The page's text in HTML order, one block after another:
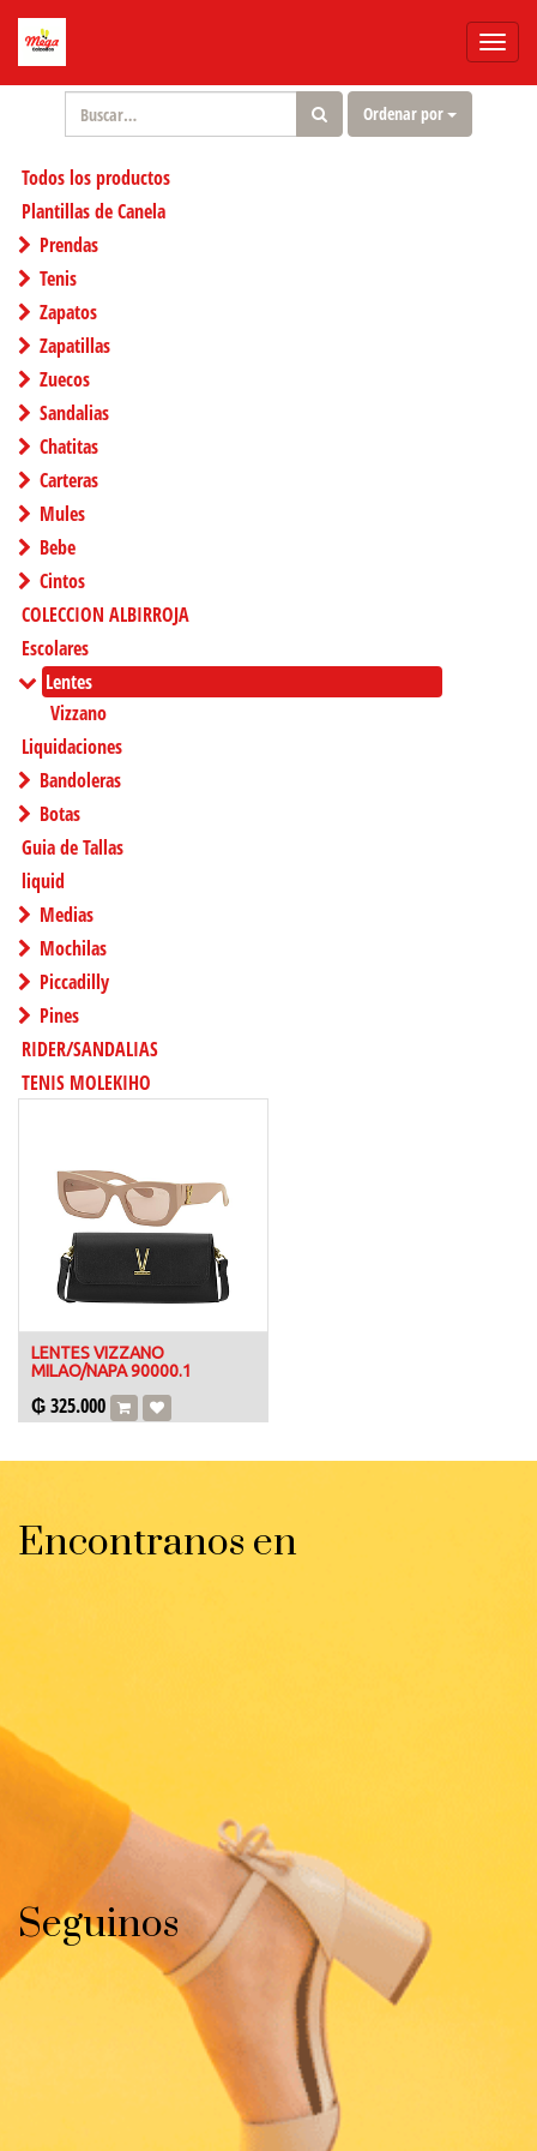
Menú
Ordenar por
Todos los productos
Plantillas de Canela
Prendas
Tenis
Zapatos
Zapatillas
Zuecos
Sandalias
Chatitas
Carteras
Mules
Bebe
Cintos
COLECCION ALBIRROJA
Escolares
Lentes
Vizzano
Liquidaciones
Bandoleras
Botas
Guia de Tallas
liquid
Medias
Mochilas
Piccadilly
Pines
RIDER/SANDALIAS
TENIS MOLEKIHO
LENTES VIZZANO
MILAO/NAPA 90000.1
₲325.000
Encontranos en
Seguinos